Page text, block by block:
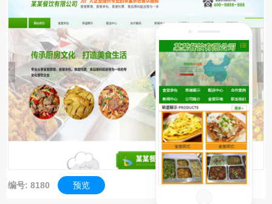
编号: 8180 预览